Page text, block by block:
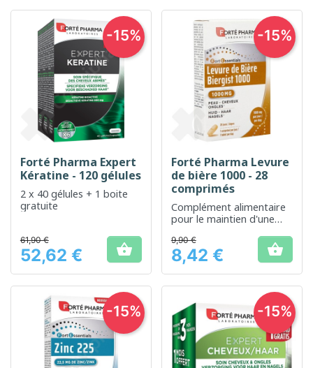
Forté Pharma Expert
Kératine - 120 gélules
2 x 40 gélules + 1 boite
gratuite
Prix
61,90 €
52,62 € 
-15%
Forté Pharma Levure
de bière 1000 - 28
comprimés
Complément alimentaire
pour le maintien d'une
ongles sains
Prix
9,90 €
8,42 € 
-15%
-15% -15%